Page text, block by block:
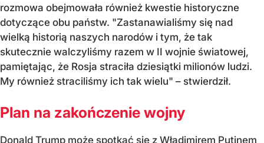
rozmowa obejmowała również kwestie historyczne
dotyczące obu państw. "Zastanawialiśmy się nad
wielką historią naszych narodów i tym, że tak
skutecznie walczyliśmy razem w II wojnie światowej,
pamiętając, że Rosja straciła dziesiątki milionów ludzi.
My również straciliśmy ich tak wielu" – stwierdził.
Plan na zakończenie wojny
Donald Trump może spotkać się z Władimirem Putinem